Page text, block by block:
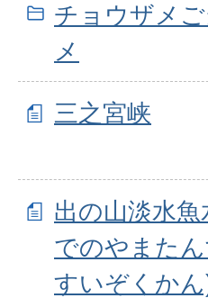
チョウザメ
メ
三之宮峡
出の山淡水
でのやまた
すいぞくか